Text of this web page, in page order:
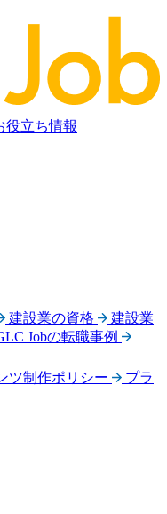
役立ち情報
建設業の資格
建設業
Jobの転職事例
ツ制作ポリシー
プラ